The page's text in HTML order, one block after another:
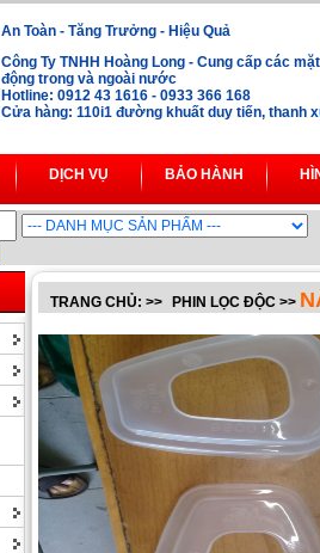
An Toàn - Tăng Trưởng - Hiệu Quả
Công Ty TNHH Hoàng Long - Cung cấp các
động trong và ngoài nước
Hotline: 0912 43 1616 - 0933 366 168
Cửa hàng: 110i1 đường khuất duy tiến, thanh
DỊCH VỤ BẢO HÀNH
TRANG CHỦ: >> PHIN LỌC ĐỘC >>